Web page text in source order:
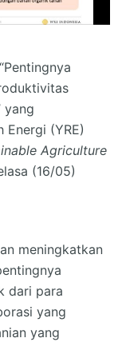
yang
Energi (YRE)
Agriculture
(16/05)
meningkatkan
dari para
yang
yang